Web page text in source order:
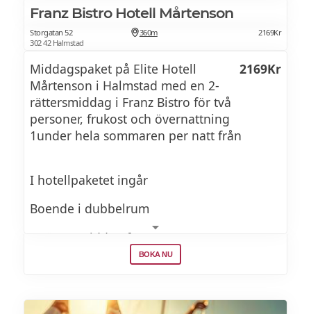
Franz Bistro Hotell Mårtenson
Storgatan 52
302 42 Halmstad
360m 2169Kr
Middagspaket på Elite Hotell
Mårtenson i Halmstad med en 2-
rättersmiddag i Franz Bistro för två
personer, frukost och övernattning
1under hela sommaren per natt från
2169Kr
I hotellpaketet ingår
Boende i dubbelrum
2-rättersmiddag för 2
BOKA NU